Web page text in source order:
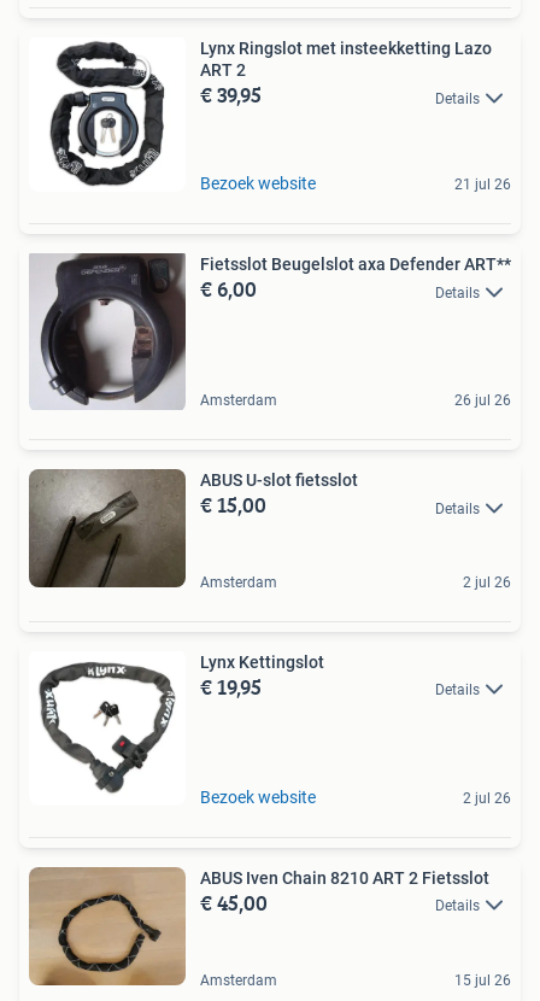
Lynx Ringslot met insteekketting Lazo
ART 2
€ 39,95 Details
Bezoek website 21 jul 26
Fietsslot Beugelslot axa Defender ART**
€ 6,00 Details
Amsterdam 26 jul 26
ABUS U-slot fietsslot
€ 15,00 Details
Amsterdam 2 jul 26
Lynx Kettingslot
€ 19,95 Details
Bezoek website 2 jul 26
ABUS Iven Chain 8210 ART 2 Fietsslot
€ 45,00 Details
Amsterdam 15 jul 26